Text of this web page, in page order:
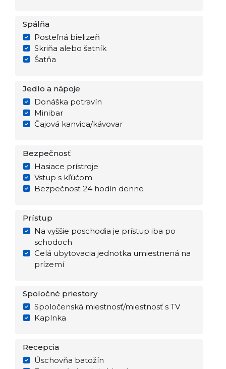
Spálňa
Posteľná bielizeň
Skriňa alebo šatník
Šatňa
Jedlo a nápoje
Donáška potravín
Minibar
Čajová kanvica/kávovar
Bezpečnosť
Hasiace prístroje
Vstup s kľúčom
Bezpečnosť 24 hodín denne
Prístup
Na vyššie poschodia je prístup iba po
schodoch
Celá ubytovacia jednotka umiestnená na
prízemí
Spoločné priestory
Spoločenská miestnosť/miestnosť s TV
Kaplnka
Recepcia
Úschovňa batožín